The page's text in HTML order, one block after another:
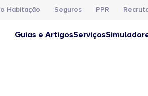
Habitação Seguros PPR
Guias e ArtigosServiços